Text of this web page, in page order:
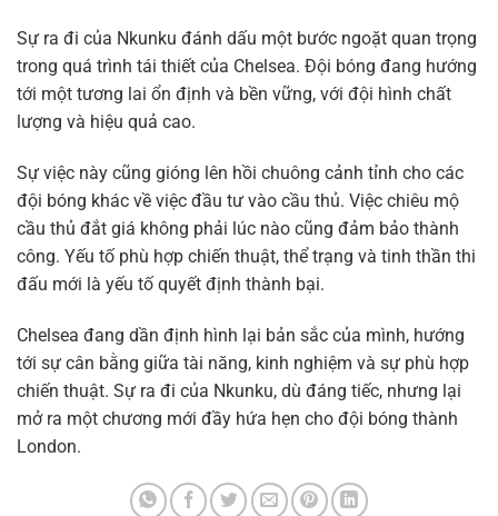
Sự ra đi của Nkunku đánh dấu một bước ngoặt quan trọng
trong quá trình tái thiết của Chelsea. Đội bóng đang hướng
tới một tương lai ổn định và bền vững, với đội hình chất
lượng và hiệu quả cao.
Sự việc này cũng gióng lên hồi chuông cảnh tỉnh cho các
đội bóng khác về việc đầu tư vào cầu thủ. Việc chiêu mộ
cầu thủ đắt giá không phải lúc nào cũng đảm bảo thành
công. Yếu tố phù hợp chiến thuật, thể trạng và tinh thần thi
đấu mới là yếu tố quyết định thành bại.
Chelsea đang dần định hình lại bản sắc của mình, hướng
tới sự cân bằng giữa tài năng, kinh nghiệm và sự phù hợp
chiến thuật. Sự ra đi của Nkunku, dù đáng tiếc, nhưng lại
mở ra một chương mới đầy hứa hẹn cho đội bóng thành
London.